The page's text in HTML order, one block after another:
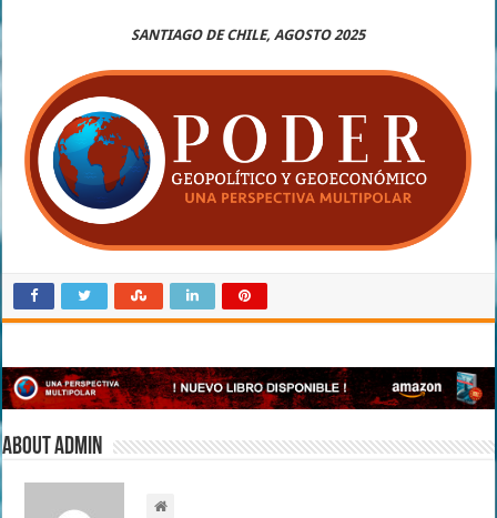
SANTIAGO DE CHILE, AGOSTO 2025
About admin